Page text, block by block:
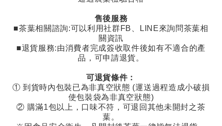
售後服務
■茶葉相關諮詢:可以利用社群FB LINE來詢問茶葉相
關資訊
■退貨服務:由消費者完成簽收取件後如有不適合的產
品，可申請退貨。
可退貨條件：
① 到貨時內包裝已為非真空狀態 (運送過程造成小破損
使包裝袋為非真空狀態)
② 購滿1包以上，口味不符，可退回其他未開封之茶
葉。